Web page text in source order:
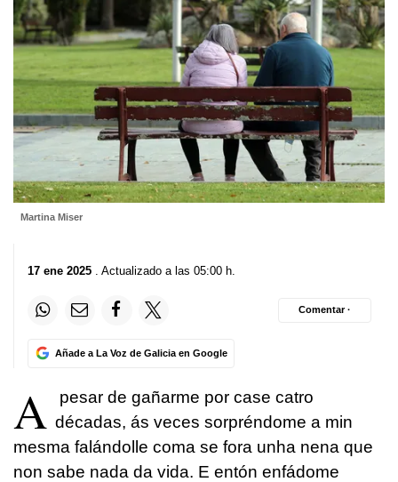
Martina Miser
17 ene 2025 . Actualizado a las 05:00 h.
Añade a La Voz de Galicia en Google
Comentar ·
A
pesar de gañarme por case catro
décadas, ás veces sorpréndome a min
mesma falándolle coma se fora unha nena que
non sabe nada da vida. E entón enfádome